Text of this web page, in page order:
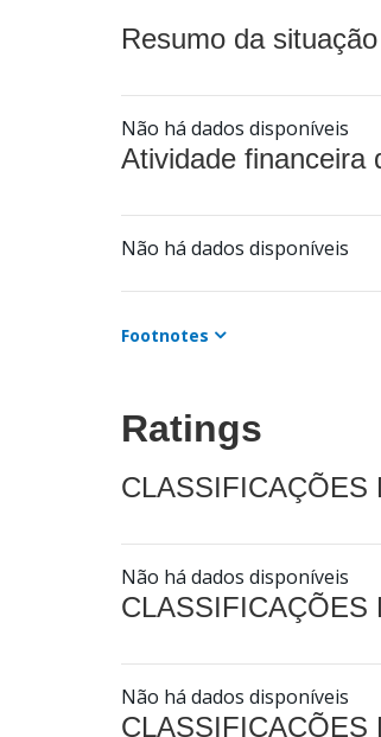
Resumo da
Não há dados disponíveis
Atividade financeira
Não há dados disponíveis
Footnotes
Ratings
CLASSIFICAÇÕES
Não há dados disponíveis
CLASSIFICAÇÕES
Não há dados disponíveis
CLASSIFICAÇÕES